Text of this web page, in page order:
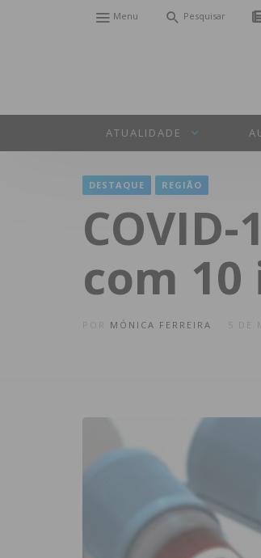
Menu Pesquisar
ATUALIDADE
DESTAQUE REGIÃO
com
MÓNICA FERREIRA 5 DE